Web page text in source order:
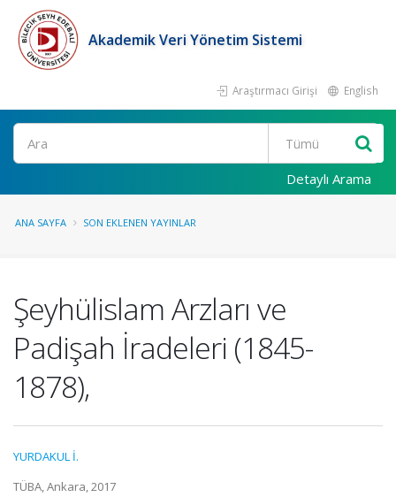
Akademik Veri Yönetim Sistemi
Araştırmacı Girişi English
Ara
Detaylı Arama
ANA SAYFA SON EKLENEN YAYINLAR
Şeyhülislam Arzları ve
Padişah İradeleri (1845-
1878),
YURDAKUL İ.
TÜBA, Ankara, 2017